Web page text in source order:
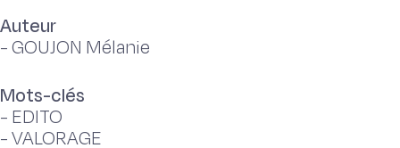
Auteur
-GOUJON Mélanie
Mots-clés
- EDITO
-VALORAGE